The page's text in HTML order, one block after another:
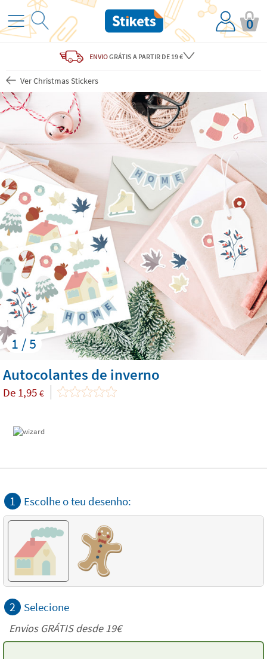
0
ENVIOGRÁTIS A PARTIR DE 19 €
Ver Christmas Stickers
1 / 5
Autocolantes de inverno
De 1,95 €
1 Escolhe o teu desenho:
2 Selecione
Envios GRÁTIS desde 19€